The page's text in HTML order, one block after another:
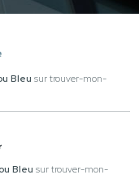
Bleu sur trouver-mon-
Bleu sur trouver-mon-